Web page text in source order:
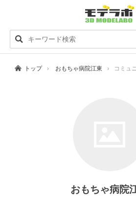
トップ おもちゃ病院江東 コミュ
おもちゃ病院